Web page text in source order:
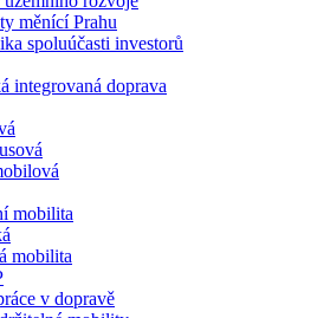
měnící Prahu
spoluúčasti investorů
integrovaná doprava
mobilita
mobilita
v dopravě